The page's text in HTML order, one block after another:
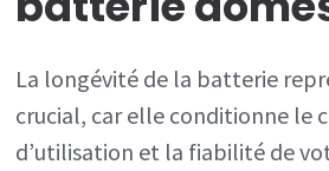
La longévité de la batterie
crucial, car elle conditionne le
d’utilisation et la fiabilité de